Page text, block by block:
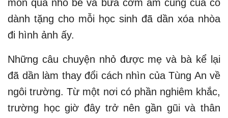
món quà nhỏ bé và bữa cơm ấm cúng của cô
dành tặng cho mỗi học sinh đã dần xóa nhòa
đi hình ảnh ấy.
Những câu chuyện nhỏ được mẹ và bà kể lại
đã dần làm thay đổi cách nhìn của Tùng An về
ngôi trường. Từ một nơi có phần nghiêm khắc,
trường học giờ đây trở nên gần gũi và thân